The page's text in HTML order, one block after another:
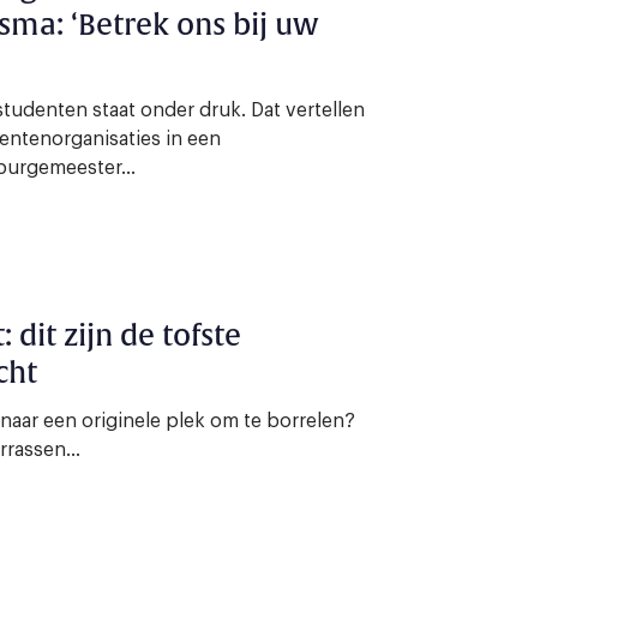
‘Betrek ons bij uw
staat onder druk. Dat vertellen
in een
dit zijn de tofste
een originele plek om te borrelen?